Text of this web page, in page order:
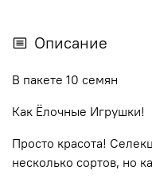
Описание
В пакете 10 семян
Как Ёлочные Игрушки!
Просто красота!
несколько сортов, но